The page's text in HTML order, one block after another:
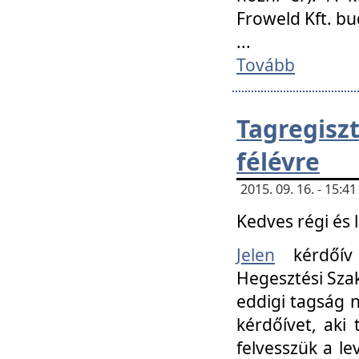
Froweld Kft.
...
Tovább
félévre
2015. 09. 16. -
Kedves régi
Jelen
Hegesztési
eddigi tagság
kérdőívet, aki
felvesszük a